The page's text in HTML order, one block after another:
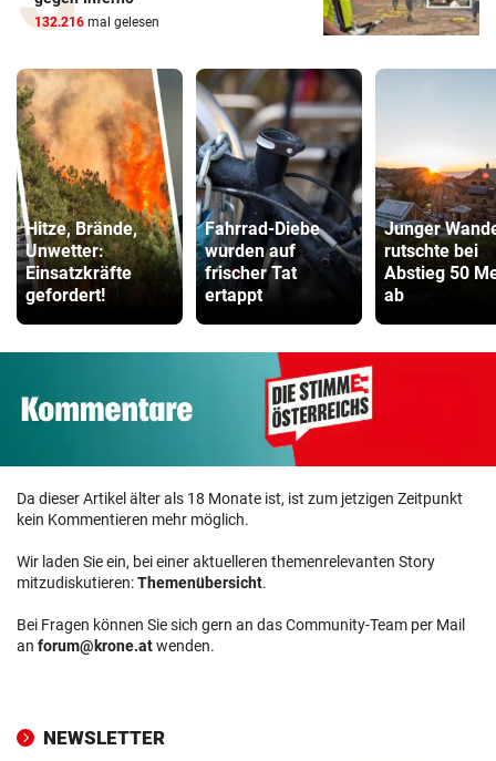
132.216 mal gelesen
Hitze, Brände,
Unwetter:
Einsatzkräfte
gefordert!
Fahrrad-Diebe
wurden auf
frischer Tat
ertappt
Junger
rutschte bei
Abstieg 50
ab
Da dieser Artikel älter als 18 Monate ist, ist zum jetzigen Zeitpunkt
kein Kommentieren mehr möglich.
Wir laden Sie ein, bei einer aktuelleren themenrelevanten Story
mitzudiskutieren:Themenübersicht.
Bei Fragen können Sie sich gern an das Community-Team per Mail
an forum@krone.atwenden.
NEWSLETTER